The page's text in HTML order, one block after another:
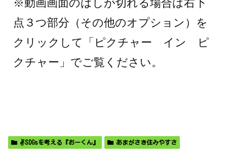
※動画画面のはしが切れる場合は右下
点３つ部分（その他のオプション）を
クリックして「ピクチャー イン ピ
クチャー」でご覧ください。
✌SDGsを考える『おーくん』 あまがさき住みやすさ